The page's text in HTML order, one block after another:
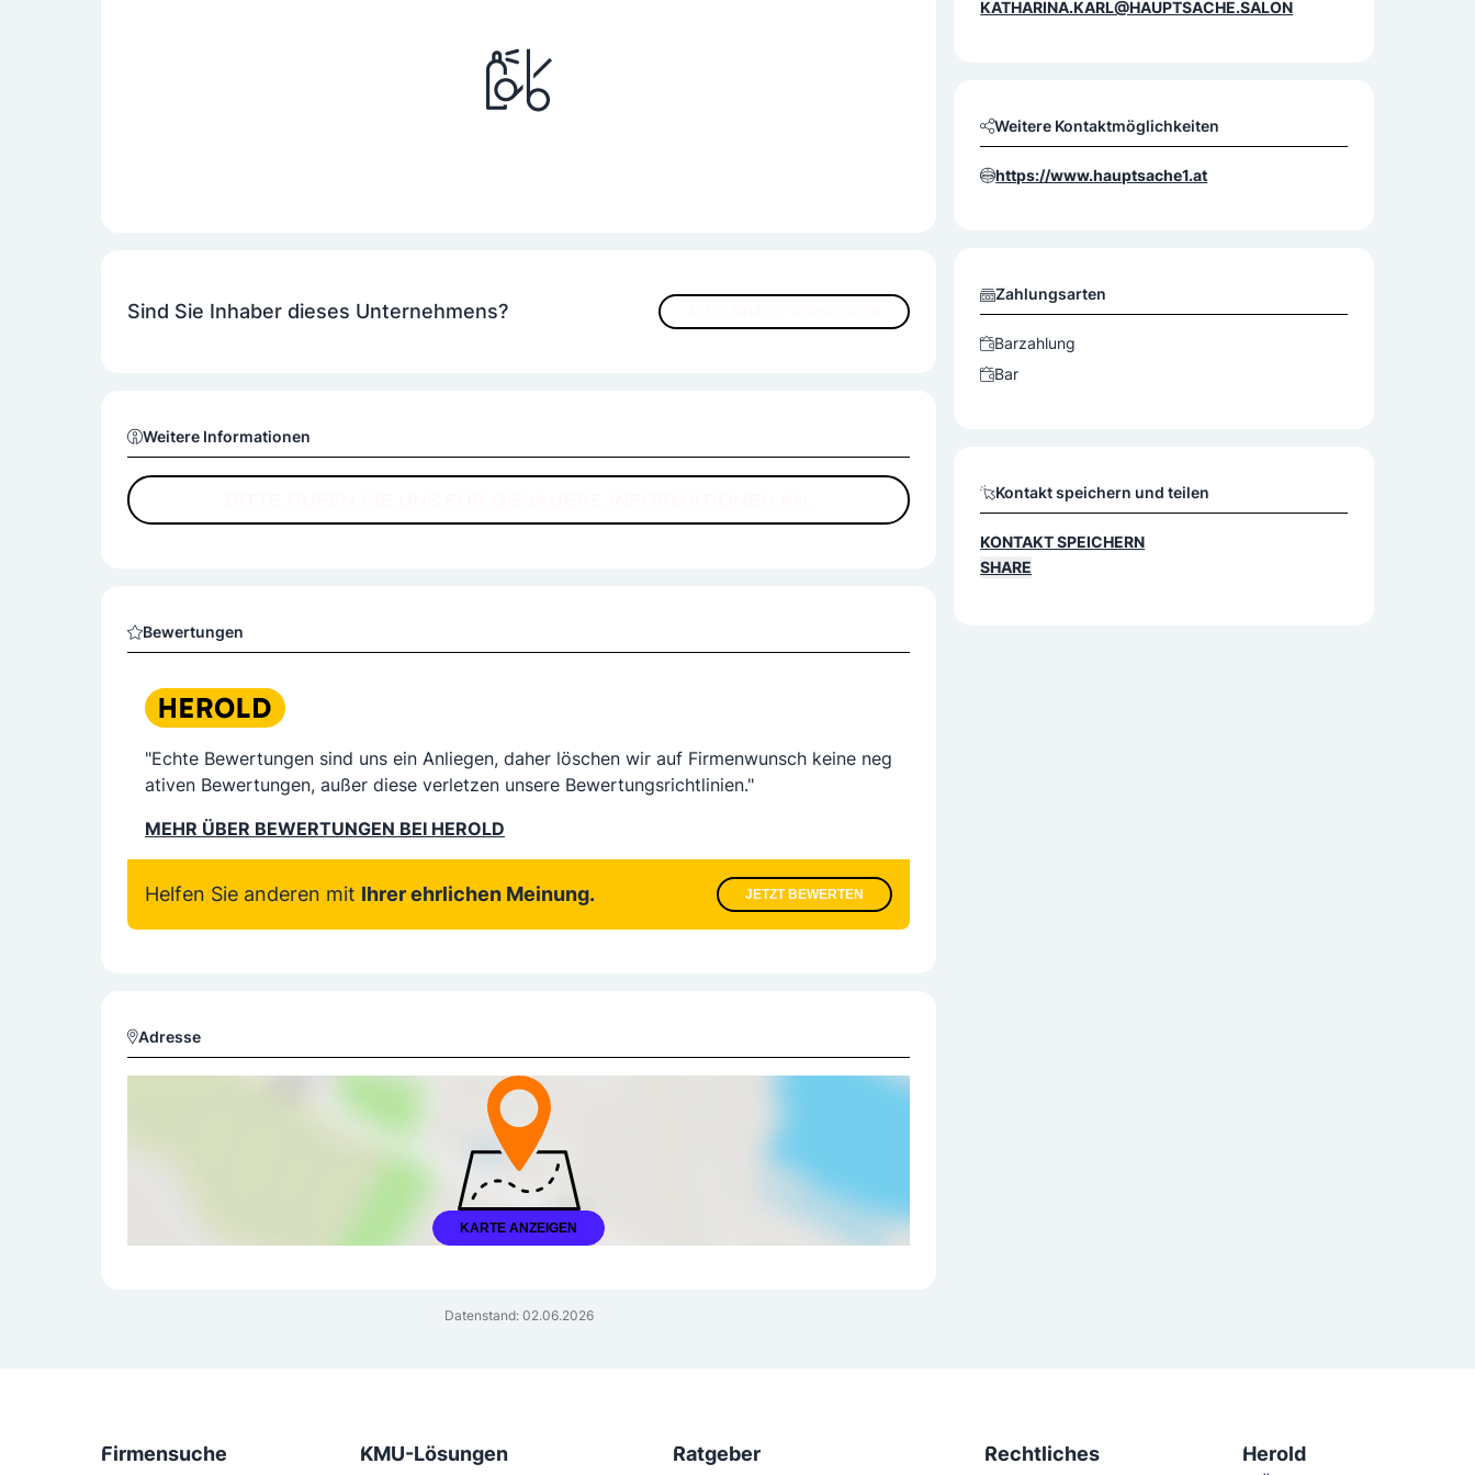
Sind Sie Inhaber dieses Unternehmens?
Weitere Informationen
Bewertungen
"Echte Bewertungen sind uns ein Anliegen, daher löschen wir auf Firmenwunsch keine neg
ativen Bewertungen, außer diese verletzen unsere Bewertungsrichtlinien."
MEHR ÜBER BEWERTUNGEN BEI HEROLD
Helfen Sie anderen mit Ihrer ehrlichen Meinung. JETZT BEWERTEN
Adresse
KARTE ANZEIGEN
Datenstand: 02.06.2026
KATHARINA.KARL@HAUPTSACHE.SALON
Weitere Kontaktmöglichkeiten
https://www.hauptsache1.at
Zahlungsarten
Barzahlung
Bar
Kontakt speichern und teilen
KONTAKT SPEICHERN
SHARE
Firmensuche KMU-Lösungen Ratgeber Rechtliches Herold